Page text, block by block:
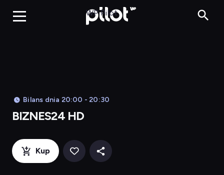
WP Pilot
Bilans dnia 20:00 - 20:30
BIZNES24 HD
Kup